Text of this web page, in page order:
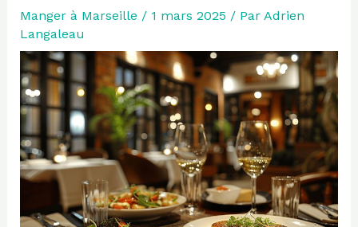
Manger à Marseille / 1 mars 2025 / Par Adrien
Langaleau